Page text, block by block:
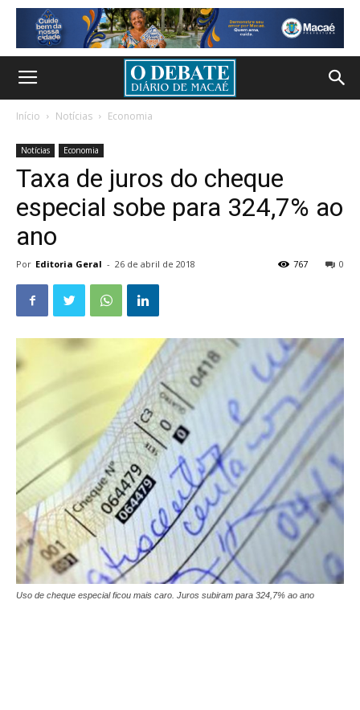
Início Notícias Economia
Notícias Economia
Taxa de juros do cheque
especial sobe para 324,7% ao
ano
Por Editoria Geral - 26 de abril de 2018 0
767
Uso de cheque especial ficou mais caro. Juros subiram para 324,7% ao ano